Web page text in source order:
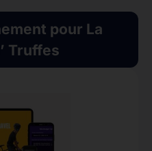
pour La
Truffes